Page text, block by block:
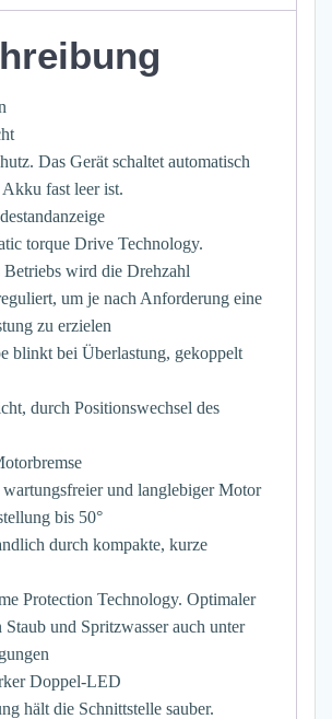
Das Gerät schaltet automatisch
fast leer ist.
torque Drive Technology.
Betriebs wird die Drehzahl
um je nach Anforderung eine
zu erzielen
blinkt bei Überlastung, gekoppelt
durch Positionswechsel des
wartungsfreier und langlebiger Motor
bis 50°
durch kompakte, kurze
Protection Technology. Optimaler
Staub und Spritzwasser auch unter
Doppel-LED
hält die Schnittstelle sauber.